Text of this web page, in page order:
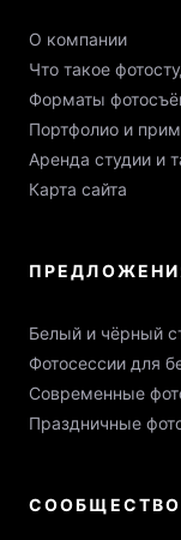
О компании
Что такое
Форматы
Портфолио и
Аренда студии и
Карта сайта
Белый и чёрный
Фотосессии для
Современные
Праздничные
СООБЩЕСТВО